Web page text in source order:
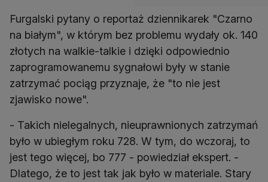
Furgalski pytany o reportaż dziennikarek "Czarno
na białym", w którym bez problemu wydały ok. 140
złotych na walkie-talkie i dzięki odpowiednio
zaprogramowanemu sygnałowi były w stanie
zatrzymać pociąg przyznaje, że "to nie jest
zjawisko nowe".
- Takich nielegalnych, nieuprawnionych zatrzymań
było w ubiegłym roku 728. W tym, do wczoraj, to
jest tego więcej, bo 777 - powiedział ekspert. -
Dlatego, że to jest tak jak było w materiale. Stary